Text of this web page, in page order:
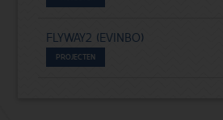
FLYWAY2 (EVINBO)
PROJECTEN